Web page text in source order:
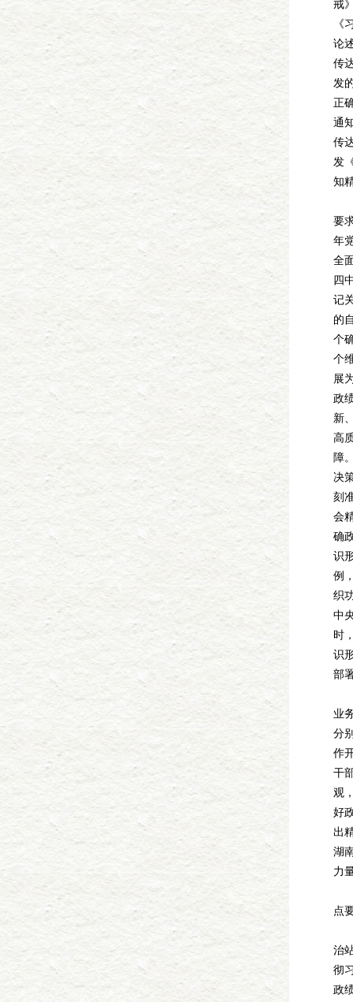
戒
《
论
传
发
正
通
传
发
知
要
年
全
四
记
的
个
个
展
政
新
高
障
决
刻
会
确
识
例
织
中
时
识
部
业
分
作
干
观
好
出
湖
力
点
治
彻
政